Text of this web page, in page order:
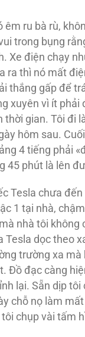
êm ru bà rù,
trong bụng
Xe điện chạy
ra thì nó mất
thắng gấp để
xuyên vì ít
thời gian. Tôi đi
hôm sau.
4 tiếng phải
45 phút là lên
Tesla chưa
1 tại nhà,
nhà tôi
dọc theo
trường xa
Đồ đạc càng
lại. Sẵn dịp
chỗ nọ làm
chụp vài tấm